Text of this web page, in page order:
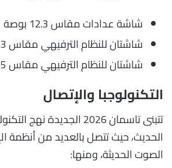
شاشة عدادات مقاس 12.3 بوصة
شاشتان للنظام الترفيهي مقاس 12.3
شاشتان للنظام الترفيهي مقاس 5 بوصة
التكنولوجبا والإتصال
تتبنى تاسمان 2026 الجديدة
الحديث، حيث تتصل بالعديد من أنظمة
الصوت الحديثة، ومنها: